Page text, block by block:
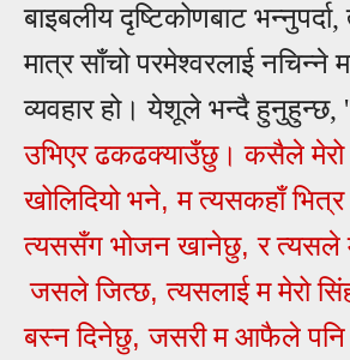
बाइबलीय दृष्टिकोणबाट भन्नुपर्दा,
मात्र साँचो परमेश्वरलाई नचिन्ने
व्यवहार हो। येशूले भन्दै हुनुहुन्छ,
उभिएर ढकढक्‍याउँछु। कसैले मेरो
खोलिदियो भने,म त्‍यसकहाँ
त्‍यससँग भोजन खानेछु,र त्‍यसले
जसले जित्‍छ,त्‍यसलाई म मेरो
बस्‍न दिनेछु,जसरी म आफैले पनि